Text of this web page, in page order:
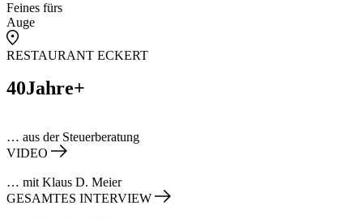
Feines fürs
Auge
RESTAURANT ECKERT
40Jahre+
… aus der Steuerberatung
VIDEO
… mit Klaus D. Meier
GESAMTES INTERVIEW